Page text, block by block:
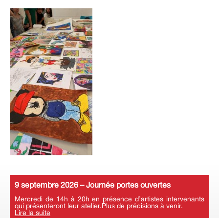
9 septembre 2026 – Journée portes ouvertes
Mercredi de 14h à 20h en présence d’artistes intervenants
qui présenteront leur atelier.Plus de précisions à venir.
Lire la suite